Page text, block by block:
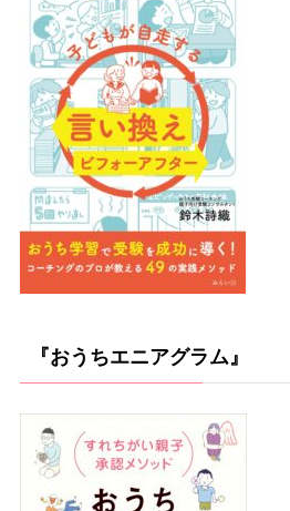
『おうちエニアグラム』